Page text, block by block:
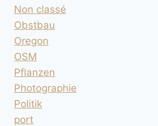
Non classé
Obstbau
Oregon
OSM
Pflanzen
Photographie
Politik
port